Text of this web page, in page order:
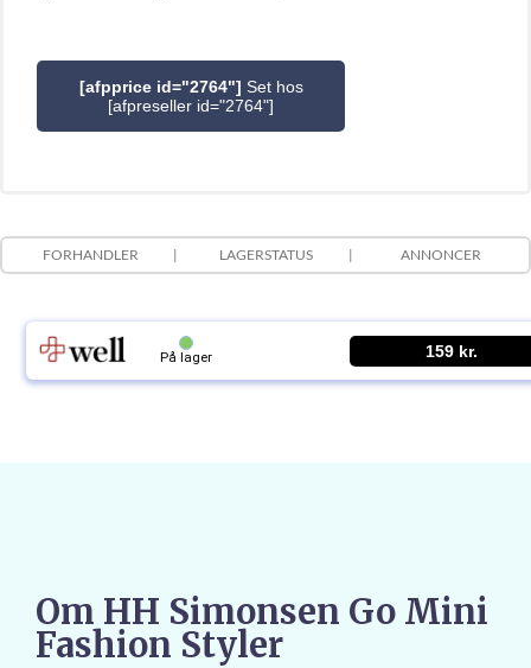
[afpprice id="2764"] Set hos
[afpreseller id="2764"]
FORHANDLER LAGERSTATUS ANNONCER
På lager 159 kr.
Om HH Simonsen Go Mini
Fashion Styler